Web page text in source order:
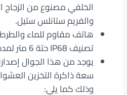
الخلفي مصنوع من الزجاج
والفريم ستانلس ستيل.
هاتف مقاوم للماء
تصنيف IP68 حتة 6 متر لمدة نصف ساعة.
يوجد من هذا الجوال
سعة ذاكرة التخزين
وذلك كما يلي: